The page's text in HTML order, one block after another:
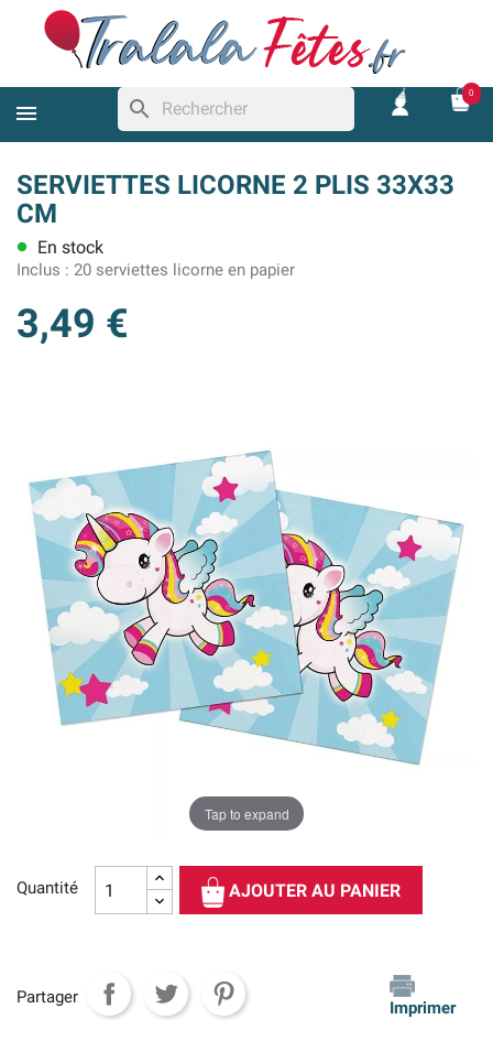
search
0
SERVIETTES LICORNE 2 PLIS 33X33
CM
lens En stock
Inclus : 20 serviettes licorne en papier
3,49 €
Tap to expand
Quantité AJOUTER AU PANIER
Partager
Imprimer